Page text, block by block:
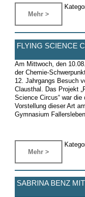
Mehr >
FLYING SCIENCE
Am Mittwoch, den
der Chemie-
12. Jahrgangs Besuch
Clausthal. Das Projekt
Science Circus“ war die
Vorstellung dieser Art am
Gymnasium
Mehr >
SABRINA BENZ